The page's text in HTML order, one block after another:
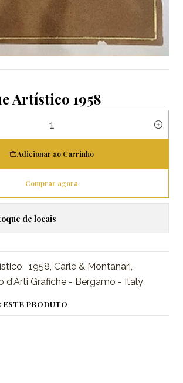
Artístico 1958
Adicionar ao Carrinho
Comprar agora
de locais
1958, Carle & Montanari,
d'Arti Grafiche - Bergamo - Italy
PRODUTO